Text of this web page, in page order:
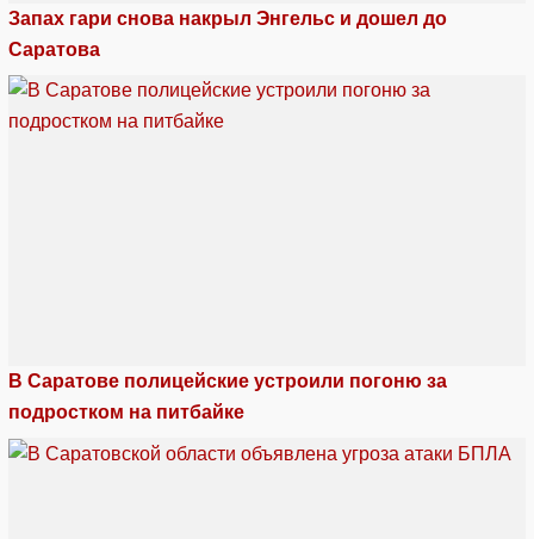
Запах гари снова накрыл Энгельс и дошел до
Саратова
В Саратове полицейские устроили погоню за
подростком на питбайке